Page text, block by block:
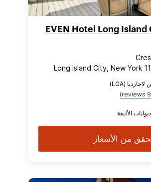
EVEN Hotel Long Island
Long Island City, New York
الأليفة
من الأسعار